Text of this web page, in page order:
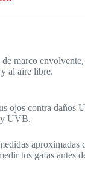
marco
al aire libre.
ojos contra daños
y UVB.
aproximadas
tus gafas antes